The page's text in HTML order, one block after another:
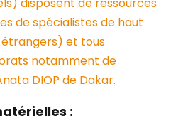
de spécialistes de haut
étrangers) et tous
notamment de
DIOP de Dakar.
: